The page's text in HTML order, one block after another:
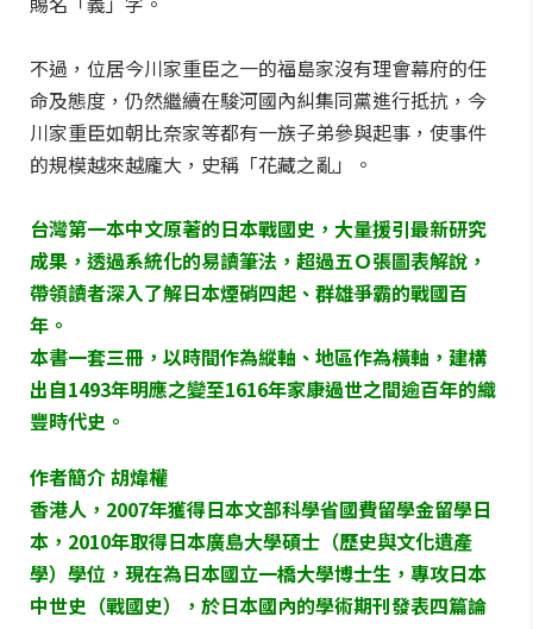
不過，位居今川家重臣之一的福島家沒有理會幕府的任
命及態度，仍然繼續在駿河國內糾集同黨進行抵抗，今
川家重臣如朝比奈家等都有一族子弟參與起事，使事件
的規模越來越龐大，史稱「花藏之亂」。
台灣第一本中文原著的日本戰國史，大量援引最新研究
成果，透過系統化的易讀筆法，超過五Ｏ張圖表解說，
帶領讀者深入了解日本煙硝四起、群雄爭霸的戰國百
年。
本書一套三冊，以時間作為縱軸、地區作為橫軸，建構
出自1493年明應之變至1616年家康過世之間逾百年的織
豐時代史。
作者簡介 胡煒權
香港人，2007年獲得日本文部科學省國費留學金留學日
本，2010年取得日本廣島大學碩士（歷史與文化遺產
學）學位，現在為日本國立一橋大學博士生，專攻日本
中世史（戰國史），於日本國內的學術期刊發表四篇論